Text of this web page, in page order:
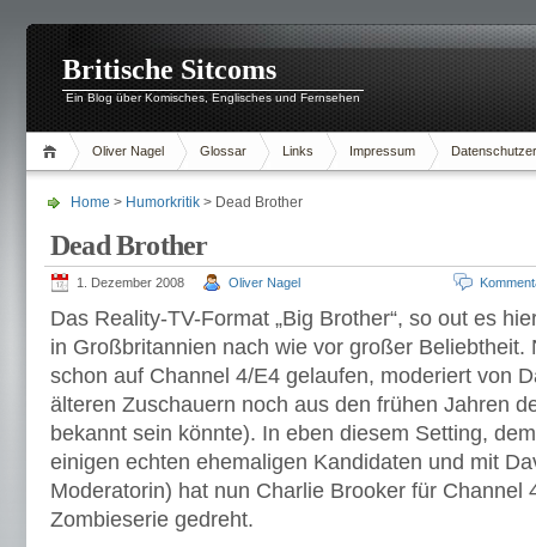
Britische Sitcoms
Ein Blog über Komisches, Englisches und Fernsehen
Oliver Nagel Glossar Links Impressum
Home > Humorkritik > Dead Brother
Dead Brother
1. Dezember 2008 Oliver Nagel
Das Reality-TV-Format „Big Brother“, so out es
in Großbritannien nach wie vor großer Beliebtheit.
schon auf Channel 4/E4 gelaufen, moderiert von
älteren Zuschauern noch aus den frühen Jahren
bekannt sein könnte). In eben diesem Setting,
einigen echten ehemaligen Kandidaten und mit
Moderatorin) hat nun Charlie Brooker für Channel
Zombieserie gedreht.